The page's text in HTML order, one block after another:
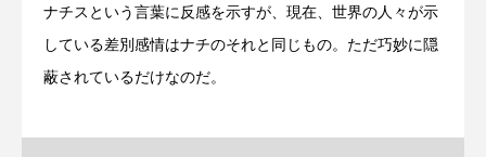
ナチスという言葉に反感を示すが、現在、世界の人々が示
している差別感情はナチのそれと同じもの。ただ巧妙に隠
蔽されているだけなのだ。